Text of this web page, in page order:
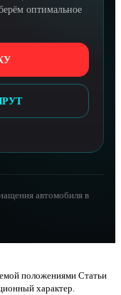
оптимальное
автомобиля в
положениями Статьи
характер.